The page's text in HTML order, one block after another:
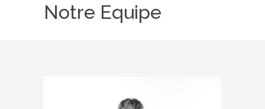
Notre Equipe